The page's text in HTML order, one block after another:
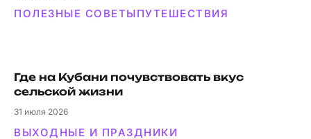
ПОЛЕЗНЫЕ СОВЕТЫПУТЕШЕСТВИЯ
Где на Кубани почувствовать вкус
сельской жизни
31 июля 2026
ВЫХОДНЫЕ И ПРАЗДНИКИ